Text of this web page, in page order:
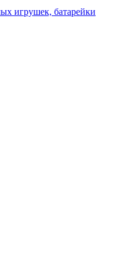
игрушек, батарейки